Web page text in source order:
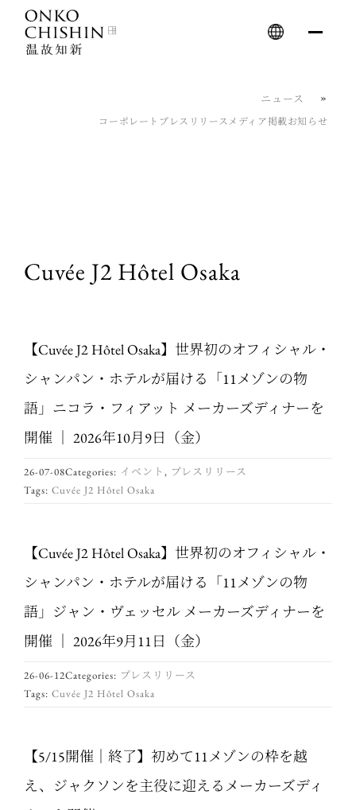
content
ニュース
コーポレート プレスリリースメディア掲載お知らせ
Cuvée J2 Hôtel Osaka
【Cuvée J2 Hôtel Osaka】世界初のオフィシャル・
シャンパン・ホテルが届ける「11メゾンの物
語」ニコラ・フィアット メーカーズディナーを
開催 ｜ 2026年10月9日（金）
26-07-08Categories: イベント, プレスリリース
Tags:Cuvée J2 Hôtel Osaka
【Cuvée J2 Hôtel Osaka】世界初のオフィシャル・
シャンパン・ホテルが届ける「11メゾンの物
語」ジャン・ヴェッセル メーカーズディナーを
開催 ｜ 2026年9月11日（金）
26-06-12Categories: プレスリリース
Tags:Cuvée J2 Hôtel Osaka
【5/15開催｜終了】初めて11メゾンの枠を越
え、ジャクソンを主役に迎えるメーカーズディ